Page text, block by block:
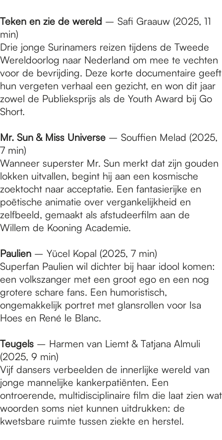
Teken en zie de wereld – Safi Graauw (2025, 11
min)
Drie jonge Surinamers reizen tijdens de Tweede
Wereldoorlog naar Nederland om mee te vechten
voor de bevrijding. Deze korte documentaire geeft
hun vergeten verhaal een gezicht, en won dit jaar
zowel de Publieksprijs als de Youth Award bij Go
Short.
Mr. Sun & Miss Universe – Souffien Melad (2025,
7 min)
Wanneer superster Mr. Sun merkt dat zijn gouden
lokken uitvallen, begint hij aan een kosmische
zoektocht naar acceptatie. Een fantasierijke en
poëtische animatie over vergankelijkheid en
zelfbeeld, gemaakt als afstudeerfilm aan de
Willem de Kooning Academie.
Paulien – Yücel Kopal (2025, 7 min)
Superfan Paulien wil dichter bij haar idool komen:
een volkszanger met een groot ego en een nog
grotere schare fans. Een humoristisch,
ongemakkelijk portret met glansrollen voor Isa
Hoes en René le Blanc.
Teugels – Harmen van Liemt & Tatjana Almuli
(2025, 9 min)
Vijf dansers verbeelden de innerlijke wereld van
jonge mannelijke kankerpatiënten. Een
ontroerende, multidisciplinaire film die laat zien wat
woorden soms niet kunnen uitdrukken: de
kwetsbare ruimte tussen ziekte en herstel.